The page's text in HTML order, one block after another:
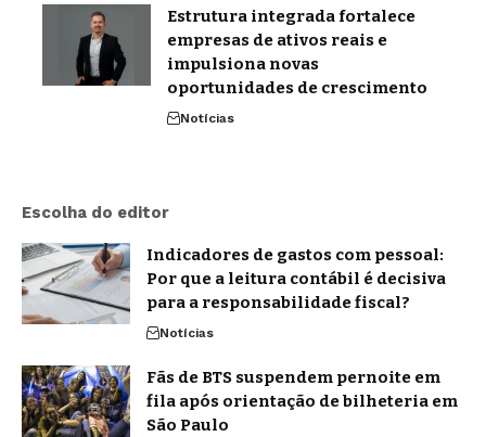
Estrutura integrada fortalece
empresas de ativos reais e
impulsiona novas
oportunidades de crescimento
Notícias
Escolha do editor
Indicadores de gastos com pessoal:
Por que a leitura contábil é decisiva
para a responsabilidade fiscal?
Notícias
Fãs de BTS suspendem pernoite em
fila após orientação de bilheteria em
São Paulo